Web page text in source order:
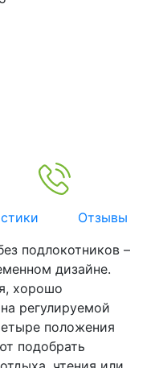
Отзывы
подлокотников –
дизайне.
хорошо
регулируемой
положения
подобрать